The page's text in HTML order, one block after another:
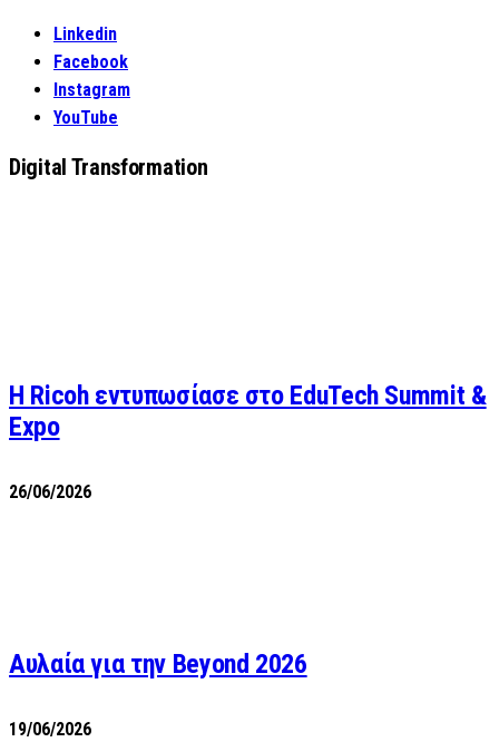
Linkedin
Facebook
Instagram
YouTube
Digital Transformation
Η Ricoh εντυπωσίασε στο EduTech Summit &
Expo
26/06/2026
Αυλαία για την Beyond 2026
19/06/2026